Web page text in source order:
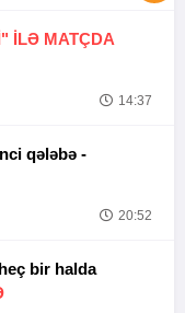
İLƏ MATÇDA
14:37
Tofiq Musayevdən UFC-də ikinci qələbə -
20:52
bir halda